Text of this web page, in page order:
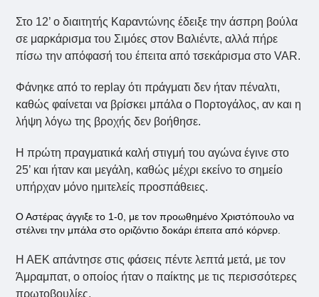
Στο 12’ ο διαιτητής Καραντώνης έδειξε την άσπρη βούλα
σε μαρκάρισμα του Σιμόες στον Βαλιέντε, αλλά πήρε
πίσω την απόφασή του έπειτα από τσεκάρισμα στο VAR.
Φάνηκε από το replay ότι πράγματι δεν ήταν πέναλτι,
καθώς φαίνεται να βρίσκει μπάλα ο Πορτογάλος, αν και η
λήψη λόγω της βροχής δεν βοήθησε.
Η πρώτη πραγματικά καλή στιγμή του αγώνα έγινε στο
25’ και ήταν και μεγάλη, καθώς μέχρι εκείνο το σημείο
υπήρχαν μόνο ημιτελείς προσπάθειες.
Ο Αστέρας άγγιξε το 1-0, με τον προωθημένο Χριστόπουλο να
στέλνει την μπάλα στο οριζόντιο δοκάρι έπειτα από κόρνερ.
Η ΑΕΚ απάντησε στις φάσεις πέντε λεπτά μετά, με τον
Άμραμπατ, ο οποίος ήταν ο παίκτης με τις περισσότερες
πρωτοβουλίες,